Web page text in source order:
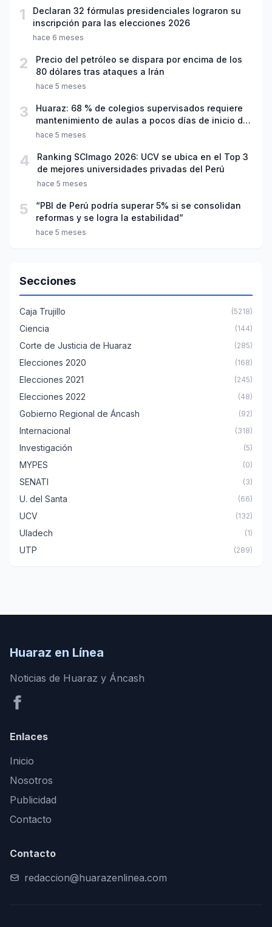
1
Declaran 32 fórmulas presidenciales lograron su
inscripción para las elecciones 2026
hace 6 meses
2
Precio del petróleo se dispara por encima de los
80 dólares tras ataques a Irán
hace 5 meses
3
Huaraz: 68 % de colegios supervisados requiere
mantenimiento de aulas a pocos días de inicio del
año escolar 2026
hace 5 meses
4
Ranking SCImago 2026: UCV se ubica en el Top 3
de mejores universidades privadas del Perú
hace 5 meses
5
“PBI de Perú podría superar 5% si se consolidan
reformas y se logra la estabilidad”
hace 5 meses
Secciones
Caja Trujillo (5218)
Ciencia (144)
Corte de Justicia de Huaraz (285)
Elecciones 2020 (168)
Elecciones 2021 (245)
Elecciones 2022 (48)
Gobierno Regional de Áncash (92)
Internacional (318)
Investigación (5)
MYPES (0)
SENATI (3)
U. del Santa (66)
UCV (132)
Uladech (1)
UTP (289)
Huaraz en Línea
Noticias de Huaraz y Áncash
Enlaces
Inicio
Nosotros
Publicidad
Contacto
Contacto
redaccion@huarazenlinea.com